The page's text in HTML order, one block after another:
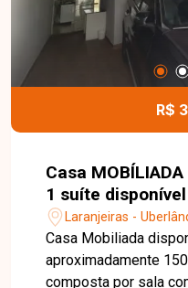
conhecer esta
R$
Casa
1 suíte
bairro
Laranjeiras -
Casa Mobiliada
aproximadamente
composta por sala